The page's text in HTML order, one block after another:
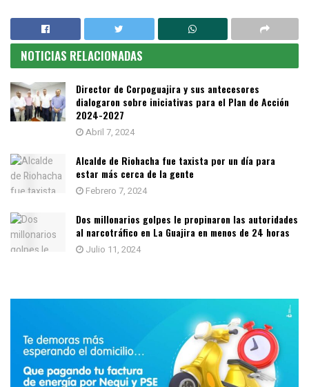
NOTICIAS RELACIONADAS
Director de Corpoguajira y sus antecesores
dialogaron sobre iniciativas para el Plan de Acción
2024-2027
Abril 7, 2024
Alcalde de Riohacha fue taxista por un día para
estar más cerca de la gente
Febrero 7, 2024
Dos millonarios golpes le propinaron las autoridades
al narcotráfico en La Guajira en menos de 24 horas
Julio 11, 2024